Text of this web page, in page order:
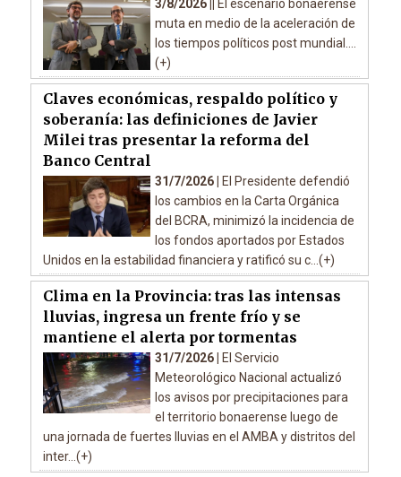
3/8/2026 ||
El escenario bonaerense
muta en medio de la aceleración de
los tiempos políticos post mundial....
(+)
Claves económicas, respaldo político y
soberanía: las definiciones de Javier
Milei tras presentar la reforma del
Banco Central
31/7/2026 |
El Presidente defendió
los cambios en la Carta Orgánica
del BCRA, minimizó la incidencia de
los fondos aportados por Estados
Unidos en la estabilidad financiera y ratificó su c...(+)
Clima en la Provincia: tras las intensas
lluvias, ingresa un frente frío y se
mantiene el alerta por tormentas
31/7/2026 |
El Servicio
Meteorológico Nacional actualizó
los avisos por precipitaciones para
el territorio bonaerense luego de
una jornada de fuertes lluvias en el AMBA y distritos del
inter...(+)